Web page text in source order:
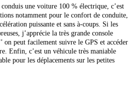
une voiture 100 % électrique, c’est
notamment pour le confort de conduite,
puissante et sans à-coups. Si les
j’apprécie la très grande console
on peut facilement suivre le GPS et accéder
Enfin, c’est un véhicule très maniable
pour les déplacements sur les petites